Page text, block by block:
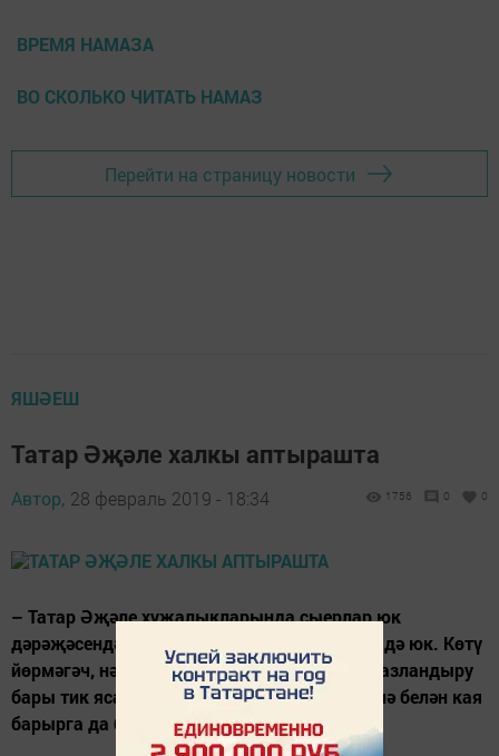
ВРЕМЯ НАМАЗА
ВО СКОЛЬКО ЧИТАТЬ НАМАЗ
Перейти на страницу новости
ЯШӘЕШ
Татар Әҗәле халкы аптырашта
Автор, 28 февраль 2019 - 18:34 1756 0 0
– Татар Әҗәле хуҗалыкларында сыерлар юк
дәрәҗәсендә, ике йортка 4 сыер, шуңа көтү дә юк. Көтү
йөрмәгәч, нәсел үгезе дә юк. Сыерларны буазландыру
бары тик ясалма рәвештә. Менә шул мәсьәлә белән кая
барырга да белмибез.